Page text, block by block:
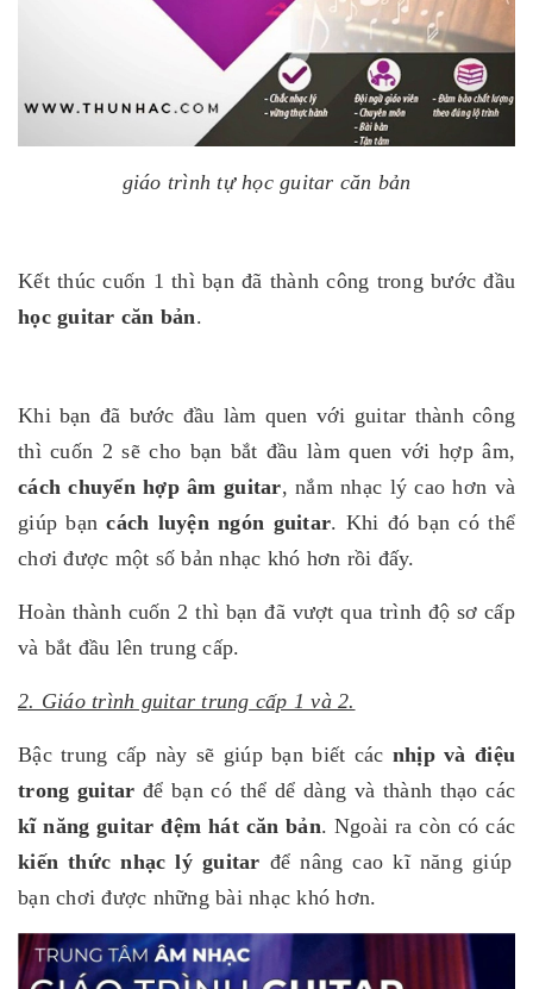
giáo trình tự học guitar căn bản
Kết thúc cuốn 1 thì bạn đã thành công trong bước đầu
học guitar căn bản.
Khi bạn đã bước đầu làm quen với guitar thành công
thì cuốn 2 sẽ cho bạn bắt đầu làm quen với hợp âm,
cách chuyển hợp âm guitar, nắm nhạc lý cao hơn và
giúp bạn cách luyện ngón guitar. Khi đó bạn có thể
chơi được một số bản nhạc khó hơn rồi đấy.
Hoàn thành cuốn 2 thì bạn đã vượt qua trình độ sơ cấp
và bắt đầu lên trung cấp.
2. Giáo trình guitar trung cấp 1 và 2.
Bậc trung cấp này sẽ giúp bạn biết các nhịp và điệu
trong guitar để bạn có thể dể dàng và thành thạo các
kĩ năng guitar đệm hát căn bản. Ngoài ra còn có các
kiến thức nhạc lý guitar để nâng cao kĩ năng giúp
bạn chơi được những bài nhạc khó hơn.